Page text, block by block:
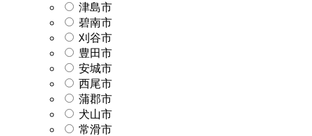
津島市
碧南市
刈谷市
豊田市
安城市
西尾市
蒲郡市
犬山市
常滑市